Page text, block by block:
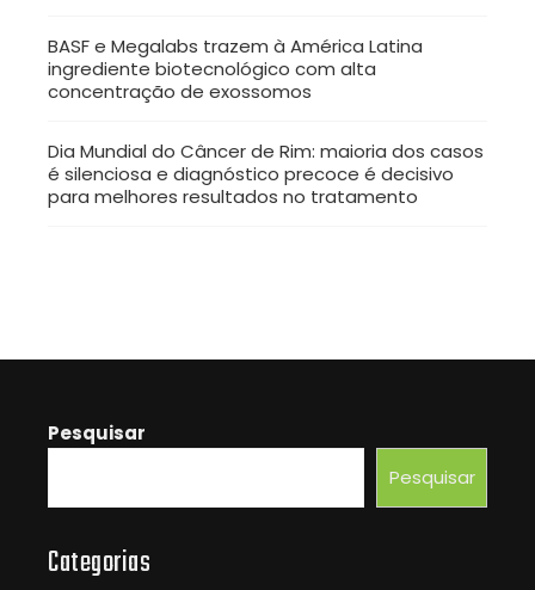
BASF e Megalabs trazem à América Latina
ingrediente biotecnológico com alta
concentração de exossomos
Dia Mundial do Câncer de Rim: maioria dos casos
é silenciosa e diagnóstico precoce é decisivo
para melhores resultados no tratamento
Pesquisar
Pesquisar
Categorias